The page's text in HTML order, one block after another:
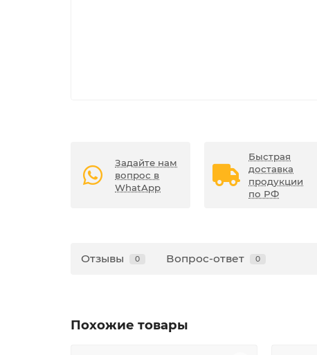
Задайте нам
вопрос в
WhatApp
Быстрая
доставка
продукции
по РФ
Отзывы 0 Вопрос-ответ 0
Похожие товары